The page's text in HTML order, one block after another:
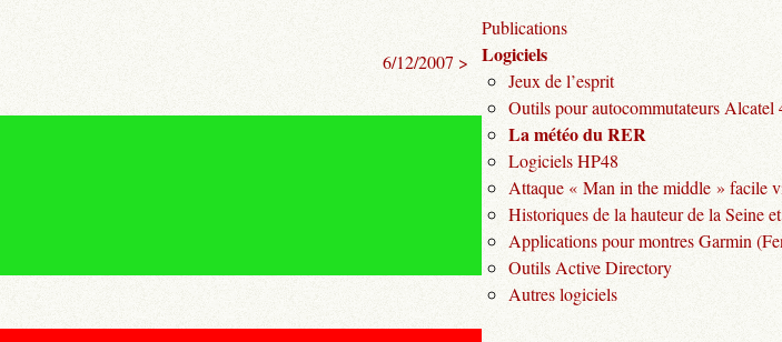
6/12/2007 >
Publications
Logiciels
Jeux de l’esprit
Outils pour autocommutateurs Alcatel
La météo du RER
Logiciels HP48
Attaque « Man in the middle » facile
Historiques de la hauteur de la Seine
Applications pour montres Garmin
Outils Active Directory
Autres logiciels